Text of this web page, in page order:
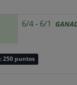
6/4 - 6/1
250 puntos